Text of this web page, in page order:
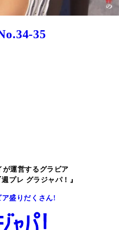
35
が運営するグラビア
プレ グラジャパ！』
盛りだくさん!